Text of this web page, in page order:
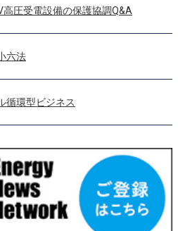
圧受電設備の保護協調Q&A
六法
環型ビジネス